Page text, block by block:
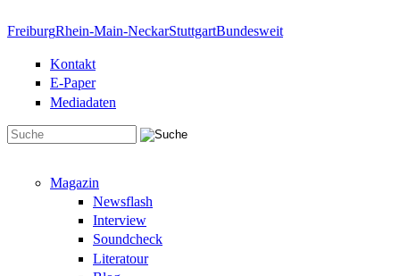
FreiburgRhein-Main-NeckarStuttgartBundesweit
Kontakt
E-Paper
Mediadaten
Magazin
Newsflash
Interview
Soundcheck
Literatour